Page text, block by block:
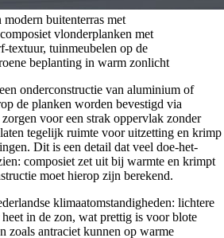
modern buitenterras met
vlonderplanken met
textuur, tuinmeubelen op de
beplanting in warm zonlicht
onderconstructie van aluminium of
de planken worden bevestigd via
voor een strak oppervlak zonder
tegelijk ruimte voor uitzetting en krimp
Dit is een detail dat veel doe-het-
composiet zet uit bij warmte en krimpt
moet hierop zijn berekend.
klimaatomstandigheden: lichtere
in de zon, wat prettig is voor blote
zoals antraciet kunnen op warme